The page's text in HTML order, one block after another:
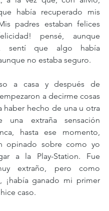
había recuperado mis
padres estaban felices
pensé, aunque
sentí que algo había
no estaba seguro.
a decirme cosas
haber hecho de una u otra
una extraña sensación
hasta ese momento,
opinado sobre como yo
a la Play-Station. Fue
extraño, pero como
¡había ganado mi primer
caso.